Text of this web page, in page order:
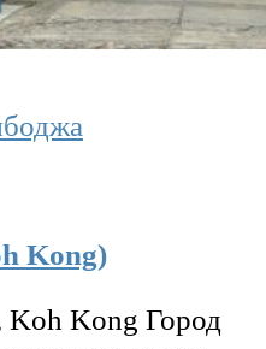
Kong)
Kong Город